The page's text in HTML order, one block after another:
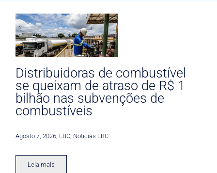
Distribuidoras de combustível
se queixam de atraso de R$ 1
bilhão nas subvenções de
combustíveis
Agosto 7, 2026 LBC Noticias LBC
Leia mais